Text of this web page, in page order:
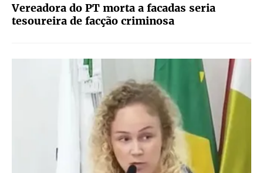
Vereadora do PT morta a facadas seria
tesoureira de facção criminosa